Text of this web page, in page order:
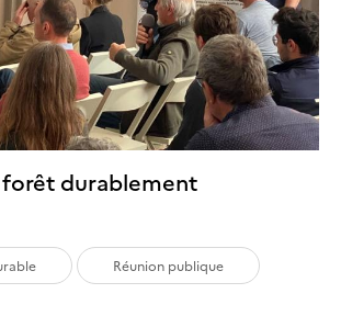
forêt durablement
Réunion publique